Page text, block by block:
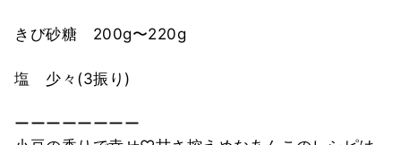
きび砂糖 200g〜220g
塩 少々(3振り)
ーーーーーーーー